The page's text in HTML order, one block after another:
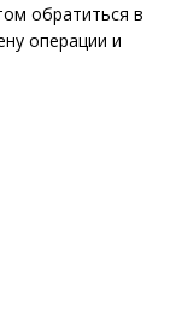
обратиться в
операции и